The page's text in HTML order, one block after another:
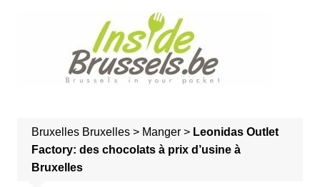
Bruxelles Bruxelles> Manger> Leonidas Outlet
Factory: des chocolats à prix d’usine à
Bruxelles